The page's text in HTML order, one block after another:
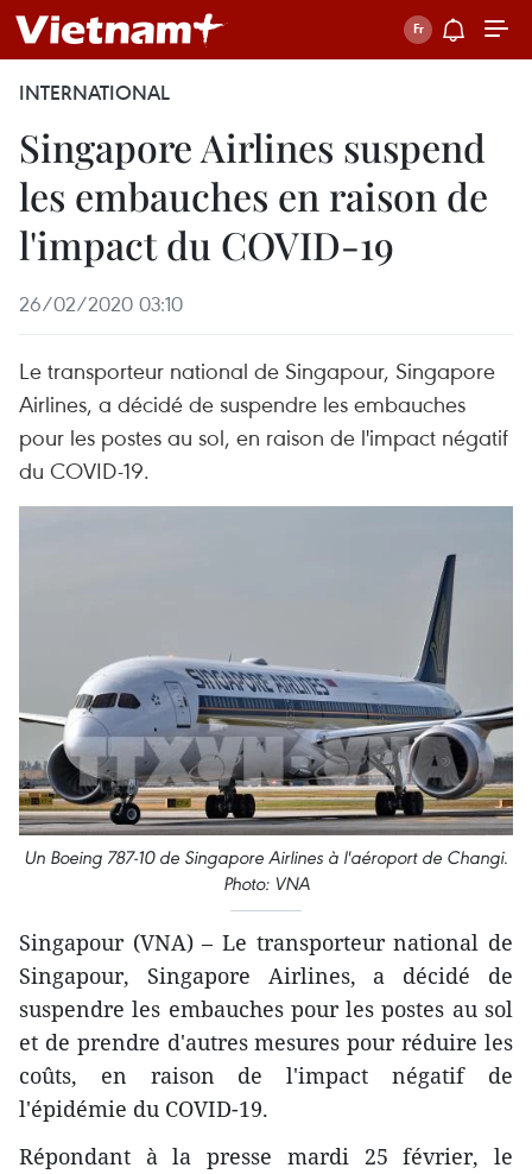
INTERNATIONAL
Singapore Airlines suspend
les embauches en raison de
l'impact du COVID-19
26/02/2020 03:10
Le transporteur national de Singapour, Singapore
Airlines, a décidé de suspendre les embauches
pour les postes au sol, en raison de l'impact négatif
du COVID-19.
Un Boeing 787-10 de Singapore Airlines à l'aéroport de Changi.
Photo: VNA
Singapour (VNA) – Le transporteur national de
Singapour, Singapore Airlines, a décidé de
suspendre les embauches pour les postes au sol
et de prendre d'autres mesures pour réduire les
coûts, en raison de l'impact négatif de
l'épidémie du COVID-19.
Répondant à la presse mardi 25 février, le